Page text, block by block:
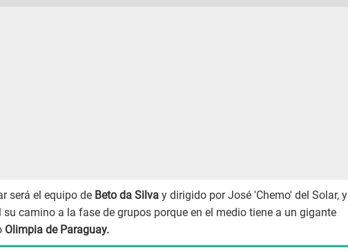
será el equipo de Beto da Silva y dirigido por José 'Chemo' del Solar, y
camino a la fase de grupos porque en el medio tiene a un gigante
Olimpia de Paraguay.